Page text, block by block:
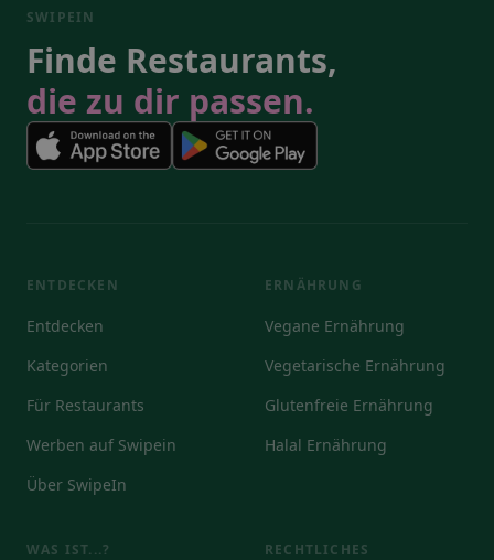
SWIPEIN
Finde Restaurants,
die zu dir passen.
ENTDECKEN
Entdecken
Kategorien
Für Restaurants
Werben auf Swipein
Über SwipeIn
ERNÄHRUNG
Vegane Ernährung
Vegetarische Ernährung
Glutenfreie Ernährung
Halal Ernährung
WAS IST...? RECHTLICHES